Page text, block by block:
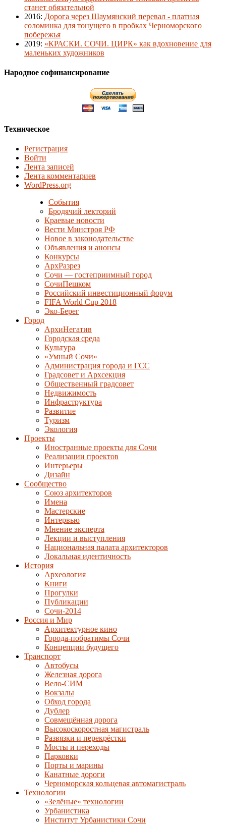
станет обязательной
2016: Дорога через Шаумянский перевал - платная
соломинка для тонущего в пробках Черноморского
побережья
2019: «КРАСКИ. СОЧИ. ЦИРК» как вдохновение для
маленьких художников
Народное софинансирование
Техническое
Регистрация
Войти
Лента записей
Лента комментариев
WordPress.org
События
Бродячий лекторий
Краевые новости
Вести Минстроя РФ
Новое в законодательстве
Объявления и анонсы
Конкурсы
АрхРазрез
Сочи — гостеприимный город
СочиПешком
Российский инвестиционный форум
FIFA World Cup 2018
Эко-Берег
Город
АрхиНегатив
Городская среда
Культура
«Умный Сочи»
Администрация города и ГСС
Градсовет и Архсекция
Общественный градсовет
Недвижимость
Инфраструктура
Развитие
Туризм
Экология
Проекты
Иностранные проекты для Сочи
Реализации проектов
Интерьеры
Дизайн
Сообщество
Союз архитекторов
Имена
Мастерские
Интервью
Мнение эксперта
Лекции и выступления
Национальная палата архитекторов
Локальная идентичность
История
Археология
Книги
Прогулки
Публикации
Сочи-2014
Россия и Мир
Архитектурное кино
Города-побратимы Сочи
Концепции будущего
Транспорт
Автобусы
Железная дорога
Вело-СИМ
Вокзалы
Обход города
Дублер
Совмещённая дорога
Высокоскоростная магистраль
Развязки и перекрёстки
Мосты и переходы
Парковки
Порты и марины
Канатные дороги
Черноморская кольцевая автомагистраль
Технологии
«Зелёные» технологии
Урбанистика
Институт Урбанистики Сочи